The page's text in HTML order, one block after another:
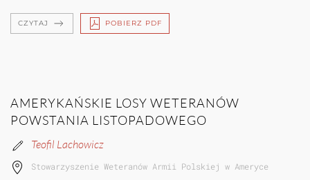
CZYTAJ POBIERZ PDF
AMERYKAŃSKIE LOSY WETERANÓW
POWSTANIA LISTOPADOWEGO
Teofil Lachowicz
Stowarzyszenie Weteranów Armii Polskiej w Ameryce